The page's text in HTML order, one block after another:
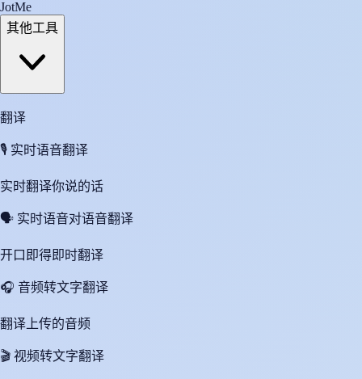
JotMe
其他工具
翻译
🎙️ 实时语音翻译
实时翻译你说的话
🗣️ 实时语音对语音翻译
开口即得即时翻译
🎧 音频转文字翻译
翻译上传的音频
🎬 视频转文字翻译